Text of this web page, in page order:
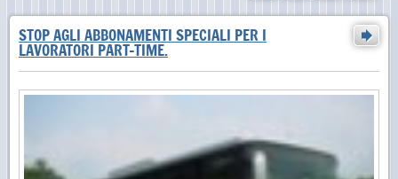
STOP AGLI ABBONAMENTI SPECIALI PER I
LAVORATORI PART-TIME.